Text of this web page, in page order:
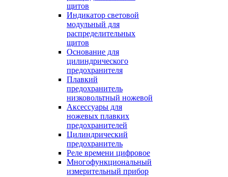
щитов
Индикатор световой
модульный для
распределительных
щитов
Основание для
цилиндрического
предохранителя
Плавкий
предохранитель
низковольтный ножевой
Аксессуары для
ножевых плавких
предохранителей
Цилиндрический
предохранитель
Реле времени цифровое
Многофункциональный
измерительный прибор